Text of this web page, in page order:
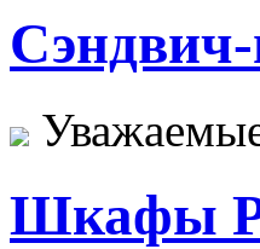
Сэндвич-
Шкафы